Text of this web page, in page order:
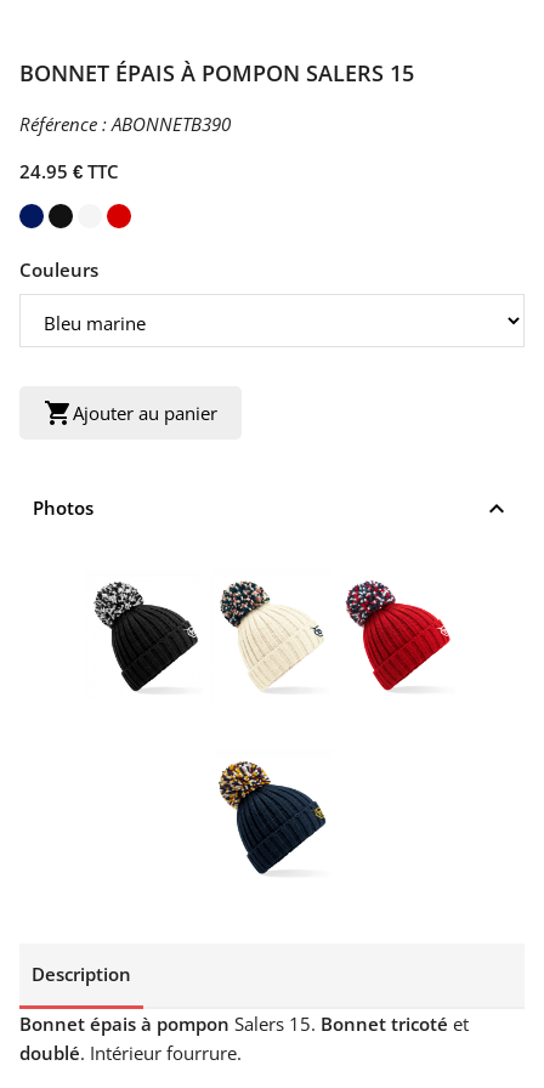
BONNET ÉPAIS À POMPON SALERS 15
Référence :ABONNETB390
24.95 € TTC
Couleurs
shopping_cartAjouter au panier
Photos keyboard_arrow_up
Description
Bonnet épais à pompon Salers 15. Bonnet tricoté et
doublé. Intérieur fourrure.